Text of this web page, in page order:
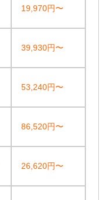
19,970円〜
39,930円〜
53,240円〜
86,520円〜
26,620円〜